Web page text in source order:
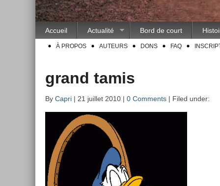
Accueil Actualité Bord de court
À PROPOS AUTEURS DONS FAQ
grand tamis
By Capri | 21 juillet 2010 | 0 Comments | Filed under: